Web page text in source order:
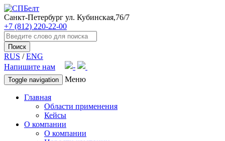
Санкт-Петербург ул. Кубинская,76/7
+7 (812) 220-22-00
Поиск
RUS /ENG
Напишите нам
Toggle navigation Меню
Главная
Области применения
Кейсы
О компании
О компании